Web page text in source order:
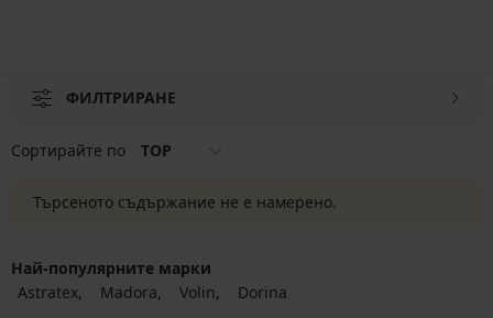
ФИЛТРИРАНЕ
Сортирайте по TOP
Търсеното съдържание не е намерено.
Най-популярните марки
Astratex
Madora Volin Dorina